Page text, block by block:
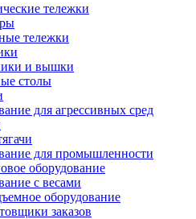
тележки
тележки
и вышки
столы
для агрессивных сред
для промышленности
оборудование
с весами
оборудование
заказов